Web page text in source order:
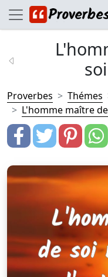
Proverbes Thémes
L'homme maître